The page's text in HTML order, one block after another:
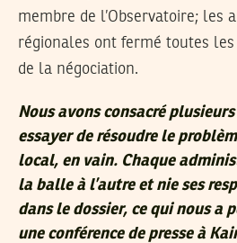
membre de l’Observatoire; les
régionales ont fermé toutes
de la négociation.
Nous avons consacré
essayer de résoudre le
local, en vain. Chaque
la balle à l’autre et nie ses
dans le dossier, ce qui nous a
une conférence de presse à